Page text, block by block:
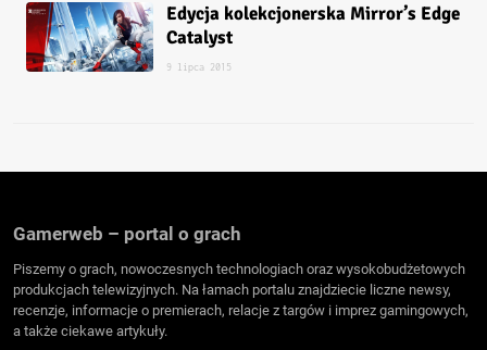
Edycja kolekcjonerska Mirror’s Edge
Catalyst
9 lipca 2015
Gamerweb – portal o grach
Piszemy o grach, nowoczesnych technologiach oraz wysokobudżetowych
produkcjach telewizyjnych. Na łamach portalu znajdziecie liczne newsy,
recenzje, informacje o premierach, relacje z targów i imprez gamingowych,
a także ciekawe artykuły.